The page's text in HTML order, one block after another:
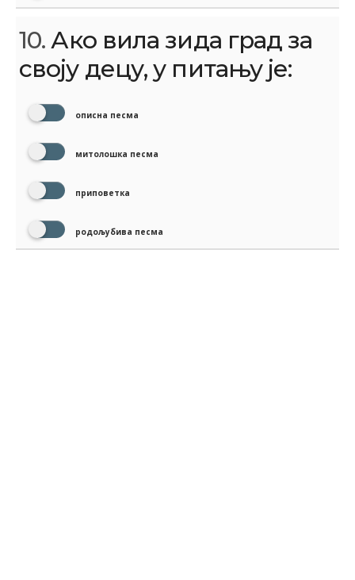
10.Ако вила зида град за
своју децу, у питању је:
описна песма
митолошка песма
приповетка
родољубива песма